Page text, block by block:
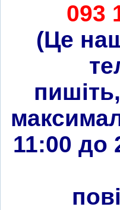
093
(Це
11:00 до